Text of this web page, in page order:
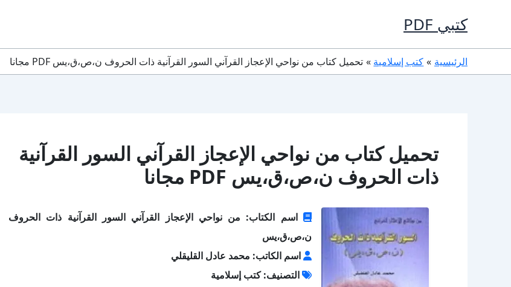
كتبي PDF
الرئيسية كتب إسلامية تحميل كتاب من نواحي الإعجاز القرآني السور القرآنية ذات الحروف ن،ص،ق،يس PDF مجانا
تحميل كتاب من نواحي الإعجاز القرآني السور القرآنية
ذات الحروف ن،ص،ق،يس PDF مجانا
اسم الكتاب: من نواحي الإعجاز القرآني السور القرآنية ذات الحروف
ن،ص،ق،يس
اسم الكاتب: محمد عادل القليقلي
التصنيف: كتب إسلامية